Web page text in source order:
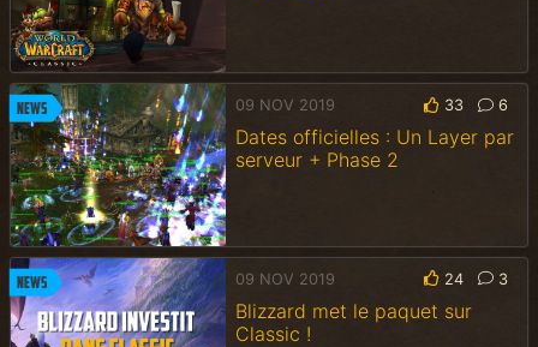
News 09 NOV 2019 33 6
Dates officielles : Un Layer par
serveur + Phase 2
News 09 NOV 2019 24 3
Blizzard met le paquet sur
Classic !